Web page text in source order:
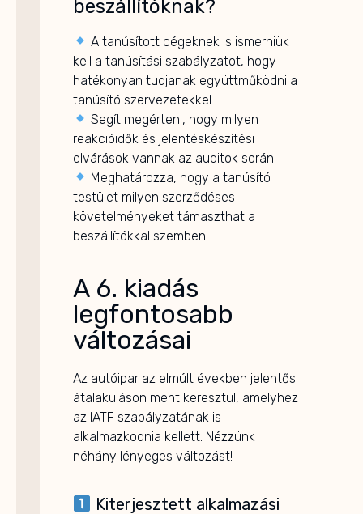
beszállítóknak?
A tanúsított cégeknek is ismerniük
kell a tanúsítási szabályzatot, hogy
hatékonyan tudjanak együttműködni a
tanúsító szervezetekkel.
Segít megérteni, hogy milyen
reakcióidők és jelentéskészítési
elvárások vannak az auditok során.
Meghatározza, hogy a tanúsító
testület milyen szerződéses
követelményeket támaszthat a
beszállítókkal szemben.
A 6. kiadás
legfontosabb
változásai
Az autóipar az elmúlt években jelentős
átalakuláson ment keresztül, amelyhez
az IATF szabályzatának is
alkalmazkodnia kellett. Nézzünk
néhány lényeges változást!
Kiterjesztett alkalmazási